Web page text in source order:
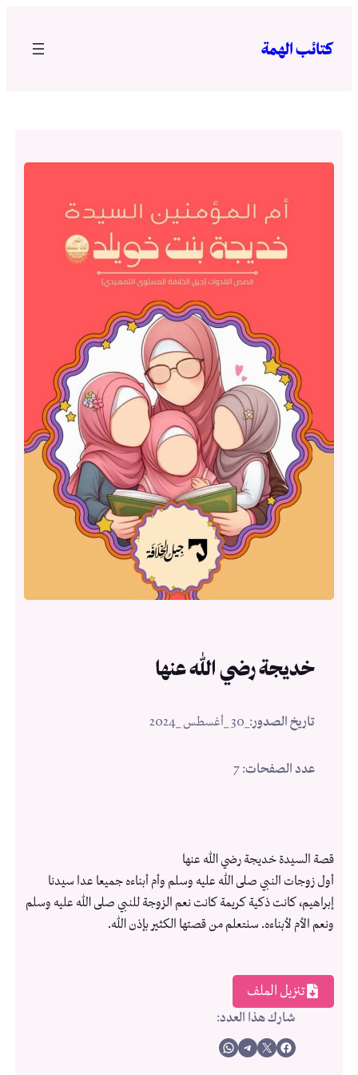
المحتوى
كتائب الهمة
خديجة رضي الله عنها
تاريخ الصدور:
عدد الصفحات: 7
قصة السيدة خديجة رضي الله عنها
أول زوجات النبي صلى الله عليه وسلم وأم أبناءه جميعا عدا سيدنا
إبراهيم، كانت ذكية كريمة كانت نعم الزوجة للنبي صلى الله عليه وسلم
ونعم الأم لأبناءه. سنتعلم من قصتها الكثير بإذن الله.
تنزيل الملف
شارك هذا العدد:
Share on Facebook
Share on X
Share on Telegram
Share on WhatsApp